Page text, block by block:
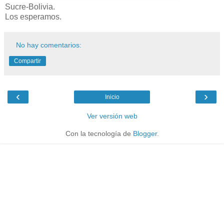
Sucre-Bolivia.
Los esperamos.
No hay comentarios:
Compartir
‹ ›
Inicio
Ver versión web
Con la tecnología de Blogger.